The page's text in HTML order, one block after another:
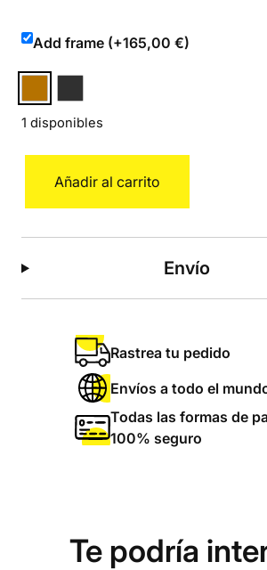
Add frame (+165,00 €)
1 disponibles
Marley
L
Añadir al carrito
Envío
Rastrea tu pedido
Envíos a todo el
Todas las formas de
100% seguro
Te podría